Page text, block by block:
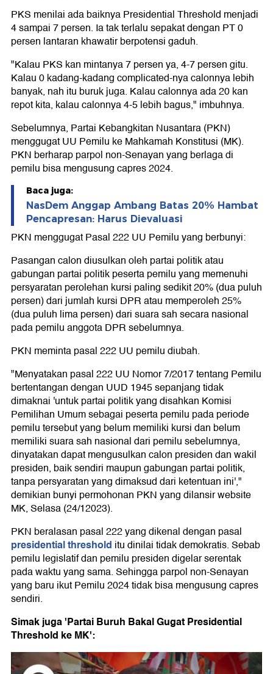
PKS menilai ada baiknya Presidential Threshold menjadi
4 sampai 7 persen. Ia tak terlalu sepakat dengan PT 0
persen lantaran khawatir berpotensi gaduh.
"Kalau PKS kan mintanya 7 persen ya, 4-7 persen gitu.
Kalau 0 kadang-kadang complicated-nya calonnya lebih
banyak, nah itu buruk juga. Kalau calonnya ada 20 kan
repot kita, kalau calonnya 4-5 lebih bagus," imbuhnya.
Sebelumnya, Partai Kebangkitan Nusantara (PKN)
menggugat UU Pemilu ke Mahkamah Konstitusi (MK).
PKN berharap parpol non-Senayan yang berlaga di
pemilu bisa mengusung capres 2024.
Baca juga:
NasDem Anggap Ambang Batas 20% Hambat
Pencapresan: Harus Dievaluasi
PKN menggugat Pasal 222 UU Pemilu yang berbunyi:
Pasangan calon diusulkan oleh partai politik atau
gabungan partai politik peserta pemilu yang memenuhi
persyaratan perolehan kursi paling sedikit 20% (dua puluh
persen) dari jumlah kursi DPR atau memperoleh 25%
(dua puluh lima persen) dari suara sah secara nasional
pada pemilu anggota DPR sebelumnya.
PKN meminta pasal 222 UU pemilu diubah.
"Menyatakan pasal 222 UU Nomor 7/2017 tentang Pemilu
bertentangan dengan UUD 1945 sepanjang tidak
dimaknai 'untuk partai politik yang disahkan Komisi
Pemilihan Umum sebagai peserta pemilu pada periode
pemilu tersebut yang belum memiliki kursi dan belum
memiliki suara sah nasional dari pemilu sebelumnya,
dinyatakan dapat mengusulkan calon presiden dan wakil
presiden, baik sendiri maupun gabungan partai politik,
tanpa persyaratan yang dimaksud dari ketentuan ini',"
demikian bunyi permohonan PKN yang dilansir website
MK, Selasa (24/12023).
PKN beralasan pasal 222 yang dikenal dengan pasal
presidential threshold itu dinilai tidak demokratis. Sebab
pemilu legislatif dan pemilu presiden digelar serentak
pada waktu yang sama. Sehingga parpol non-Senayan
yang baru ikut Pemilu 2024 tidak bisa mengusung capres
sendiri.
Simak juga 'Partai Buruh Bakal Gugat Presidential
Threshold ke MK':